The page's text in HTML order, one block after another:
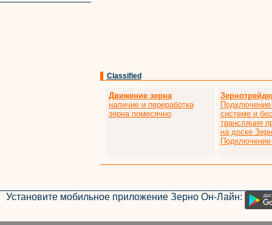
Classified
Движение зерна
наличие и переработка
зерна помесячно
Подключение
системе и
трансляция
на доске
Установите мобильное приложение Зерно Он-Лайн: